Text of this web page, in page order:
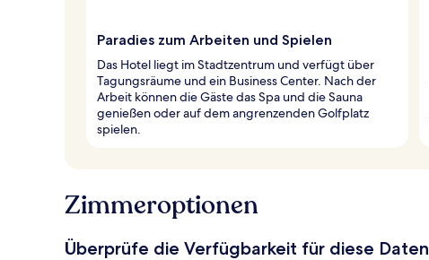
Paradies zum Arbeiten und Spielen
Das Hotel liegt im Stadtzentrum und verfügt über
Tagungsräume und ein Business Center. Nach der
Arbeit können die Gäste das Spa und die Sauna
genießen oder auf dem angrenzenden Golfplatz
spielen.
Zimmeroptionen
Überprüfe die Verfügbarkeit für diese Daten